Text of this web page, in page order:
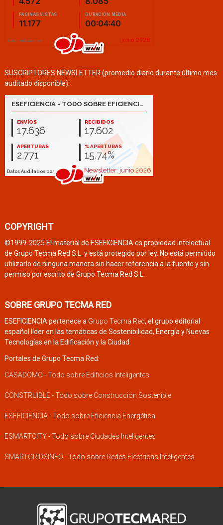
SUSCRIPTORES NEWSLETTER (promedio diario durante último mes
auditado disponible):
COPYRIGHT
©1999-2025 El material de ESEFICIENCIA es propiedad intelectual
de Grupo Tecma Red S.L. y está protegido por ley. No está permitido
utilizarlo de ninguna manera sin hacer referencia a la fuente y sin
permiso por escrito de Grupo Tecma Red S.L.
SOBRE GRUPO TECMA RED
ESEFICIENCIA pertenece a Grupo Tecma Red, el grupo editorial
español líder en las temáticas de Sostenibilidad, Energía y Nuevas
Tecnologías en la Edificación y la Ciudad.
Portales de Grupo Tecma Red:
CASADOMO - Todo sobre Edificios Inteligentes
CONSTRUIBLE - Todo sobre Construcción Sostenible
ESEFICIENCIA - Todo sobre Eficiencia Energética
ESMARTCITY - Todo sobre Ciudades Inteligentes
SMARTGRIDSINFO - Todo sobre Redes Eléctricas Inteligentes